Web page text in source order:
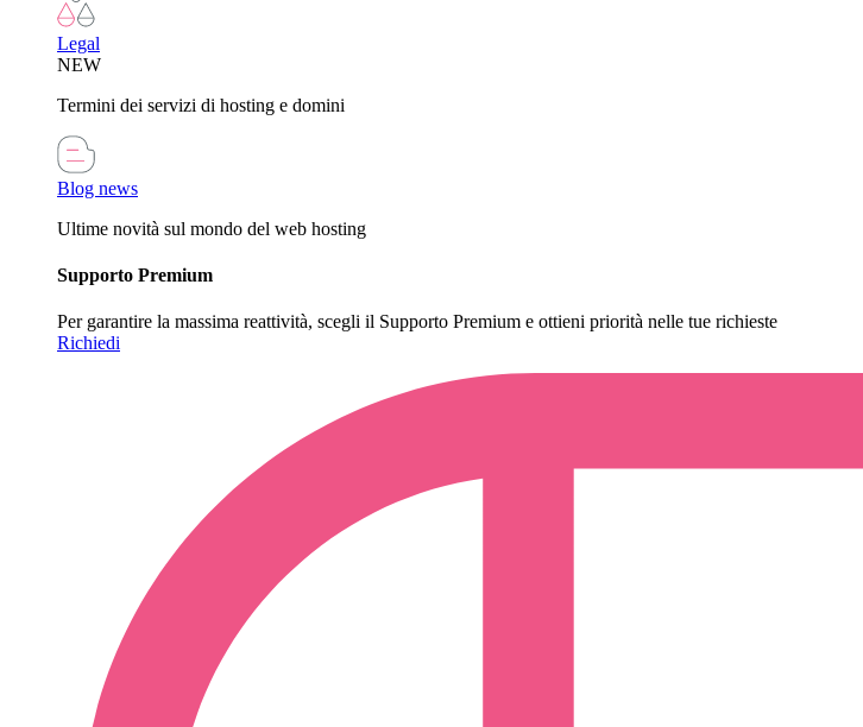
Legal
NEW
Termini dei servizi di hosting e domini
Blog news
Ultime novità sul mondo del web hosting
Supporto Premium
Per garantire la massima reattività, scegli il Supporto Premium e ottieni priorità nelle tue richieste
Richiedi